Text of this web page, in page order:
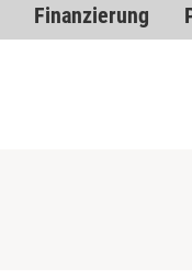
Finanzierung